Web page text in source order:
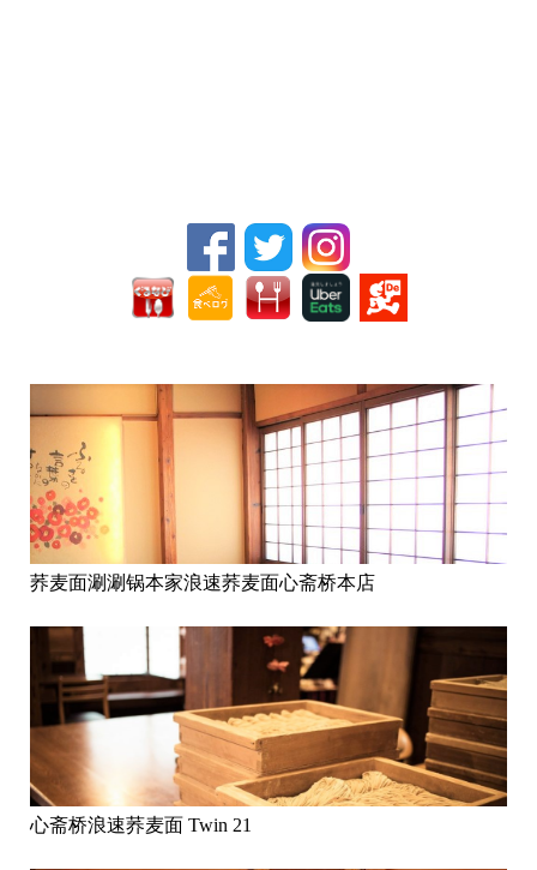
荞麦面涮涮锅本家浪速荞麦面心斋桥本店
心斋桥浪速荞麦面 Twin 21